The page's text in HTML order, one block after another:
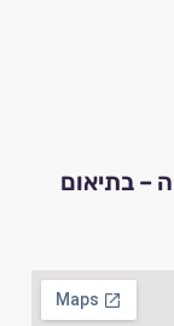
– בתיאום